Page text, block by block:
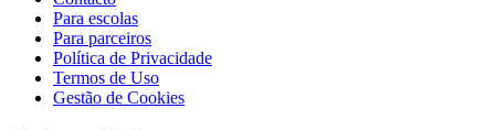
Para escolas
Para parceiros
Política de Privacidade
Termos de Uso
Gestão de Cookies